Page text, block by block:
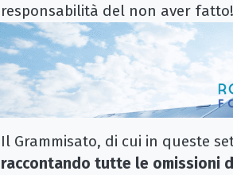
responsabilità del non aver fatto!
Il Grammisato, di cui in queste
raccontando tutte le omissioni